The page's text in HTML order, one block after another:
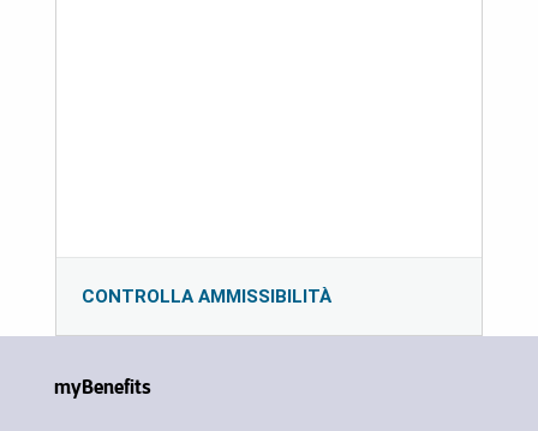
CONTROLLA AMMISSIBILITÀ
myBenefits